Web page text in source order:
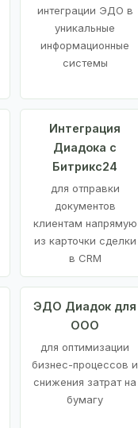
интеграции ЭДО в
уникальные
информационные
системы
Интеграция
Диадока с
Битрикс24
для отправки
документов
клиентам напрямую
из карточки сделки
в CRM
ЭДО Диадок для
ООО
для оптимизации
бизнес-процессов и
снижения затрат на
бумагу